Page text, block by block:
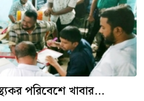
পরিবেশে খাবার...